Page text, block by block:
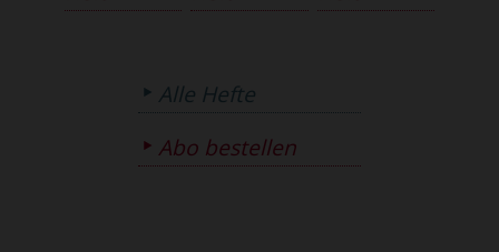
Alle Hefte
Abo bestellen